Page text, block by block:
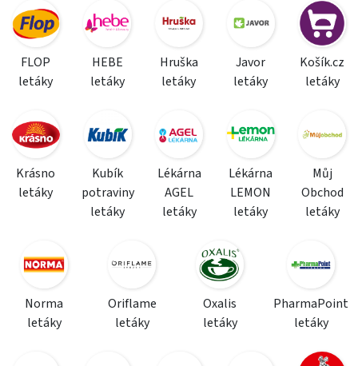
FLOP
letáky
HEBE
letáky
Hruška
letáky
Javor
letáky
Košík.cz
letáky
Krásno
letáky
Kubík
potraviny
letáky
Lékárna
AGEL
letáky
Lékárna
LEMON
letáky
Můj
Obchod
letáky
Norma
letáky
Oriflame
letáky
Oxalis
letáky
PharmaPoint
letáky